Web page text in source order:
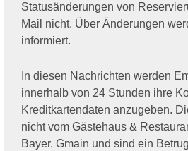
Statusänderungen von
Mail nicht. Über Änderungen
informiert.
In diesen Nachrichten werden
innerhalb von 24 Stunden ihre
Kreditkartendaten anzugeben.
nicht vom Gästehaus &
Bayer. Gmain und sind ein